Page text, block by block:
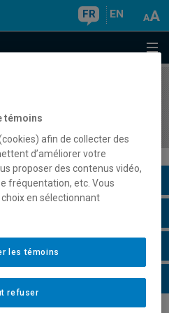
FR EN
moderne
témoins
afin de collecter des
d’améliorer votre
proposer des contenus vidéo,
fréquentation, etc. Vous
en sélectionnant
refuser
les témoins